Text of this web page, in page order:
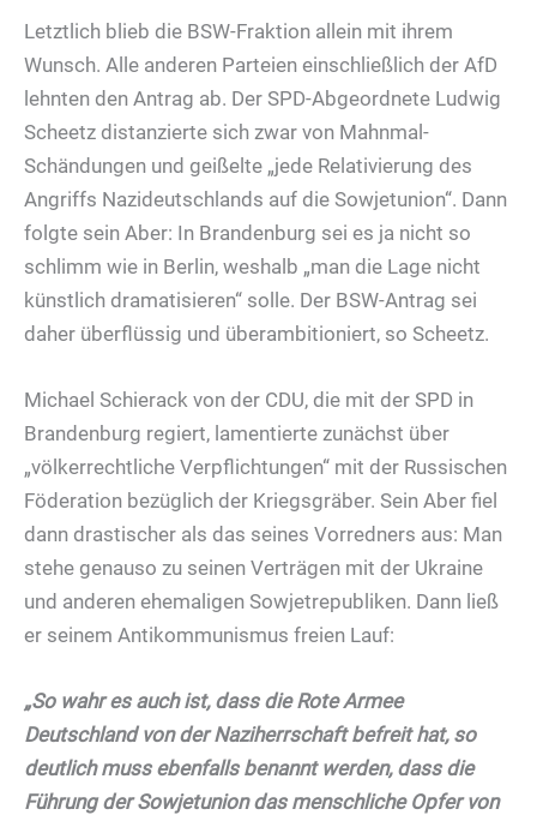
Letztlich blieb die BSW-Fraktion allein mit ihrem
Wunsch. Alle anderen Parteien einschließlich der AfD
lehnten den Antrag ab. Der SPD-Abgeordnete Ludwig
Scheetz distanzierte sich zwar von Mahnmal-
Schändungen und geißelte „jede Relativierung des
Angriffs Nazideutschlands auf die Sowjetunion“. Dann
folgte sein Aber: In Brandenburg sei es ja nicht so
schlimm wie in Berlin, weshalb „man die Lage nicht
künstlich dramatisieren“ solle. Der BSW-Antrag sei
daher überflüssig und überambitioniert, so Scheetz.
Michael Schierack von der CDU, die mit der SPD in
Brandenburg regiert, lamentierte zunächst über
„völkerrechtliche Verpflichtungen“ mit der Russischen
Föderation bezüglich der Kriegsgräber. Sein Aber fiel
dann drastischer als das seines Vorredners aus: Man
stehe genauso zu seinen Verträgen mit der Ukraine
und anderen ehemaligen Sowjetrepubliken. Dann ließ
er seinem Antikommunismus freien Lauf:
„So wahr es auch ist, dass die Rote Armee
Deutschland von der Naziherrschaft befreit hat, so
deutlich muss ebenfalls benannt werden, dass die
Führung der Sowjetunion das menschliche Opfer von